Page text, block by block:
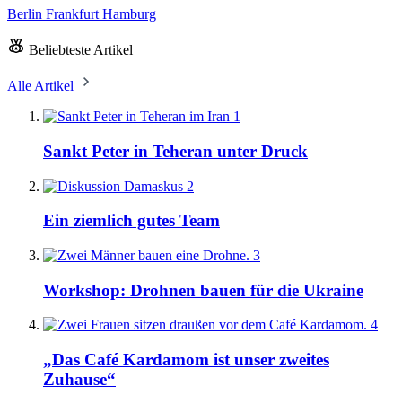
Berlin Frankfurt Hamburg
Beliebteste Artikel
Alle Artikel
1
Sankt Peter in Teheran unter Druck
2
Ein ziemlich gutes Team
3
Workshop: Drohnen bauen für die Ukraine
4
„Das Café Kardamom ist unser zweites
Zuhause“